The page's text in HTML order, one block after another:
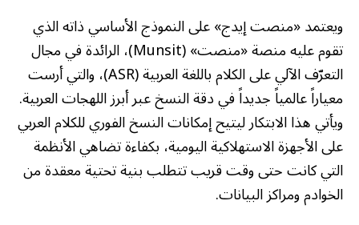
ويعتمد «منصت إيدج» على النموذج الأساسي ذاته الذي
تقوم عليه منصة «منصت» (Munsit)، الرائدة في مجال
التعرّف الآلي على الكلام باللغة العربية (ASR)، والتي أرست
معياراً عالمياً جديداً في دقة النسخ عبر أبرز اللهجات العربية.
ويأتي هذا الابتكار ليتيح إمكانات النسخ الفوري للكلام العربي
على الأجهزة الاستهلاكية اليومية، بكفاءة تضاهي الأنظمة
التي كانت حتى وقت قريب تتطلب بنية تحتية معقدة من
الخوادم ومراكز البيانات.